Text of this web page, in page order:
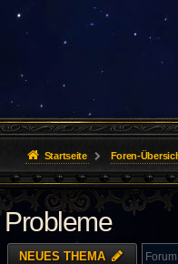
Startseite Foren-
Probleme
NEUES THEMA